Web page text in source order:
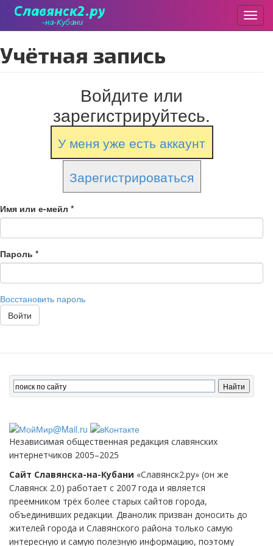
к
основному
Учётная запись
Войдите или
зарегистрируйтесь.
У меня уже есть аккаунт
Зарегистрироваться
Имя или е-мейл *
Пароль *
Восстановить пароль
Войти
Независимая общественная редакция славянских
интернетчиков 2005–2025
Сайт Славянска-на-Кубани «Славянск2.ру» (он же
Славянск 2.0) работает с 2007 года и является
преемником трёх более старых сайтов города,
объединивших редакции. Дванолик призван доносить до
жителей города и Славянского района только самую
интересную и самую полезную информацию, поэтому